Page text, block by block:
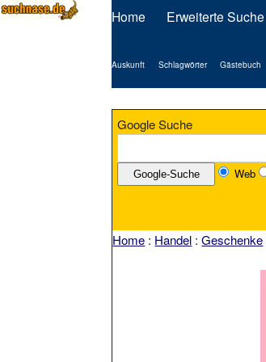
Home Erweiterte Suche
Auskunft Schlagwörter Gästebuch
Google Suche
Web
Home : Handel :Geschenke